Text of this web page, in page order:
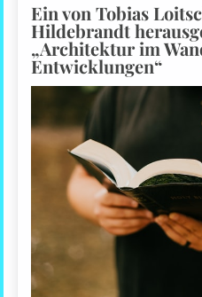
Ein von Tobias
Hildebrandt
„Architektur im
Entwicklungen“